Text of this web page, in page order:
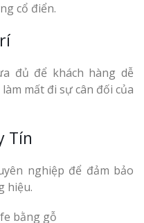
cổ điển.
đủ để khách hàng dễ
mất đi sự cân đối của
Tín
nghiệp để đảm bảo
hiệu.